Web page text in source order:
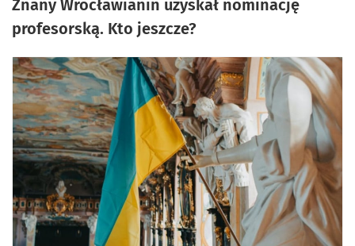
Znany Wrocławianin uzyskał nominację
profesorską. Kto jeszcze?